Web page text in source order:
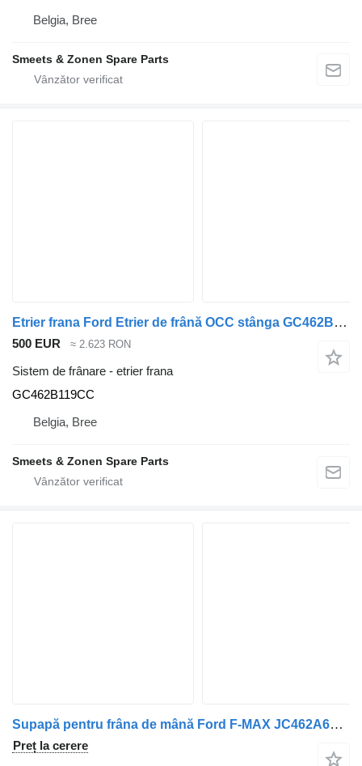
Belgia, Bree
Smeets & Zonen Spare Parts
Etrier frana Ford Etrier de frână OCC stânga GC462B119CC pentru camion
500 EUR ≈ 2.623 RON
Sistem de frânare - etrier frana
GC462B119CC
Belgia, Bree
Smeets & Zonen Spare Parts
Supapă pentru frâna de mână Ford F-MAX JC462A622AA pentru camion Ford FORD F-MAX
Preț la cerere